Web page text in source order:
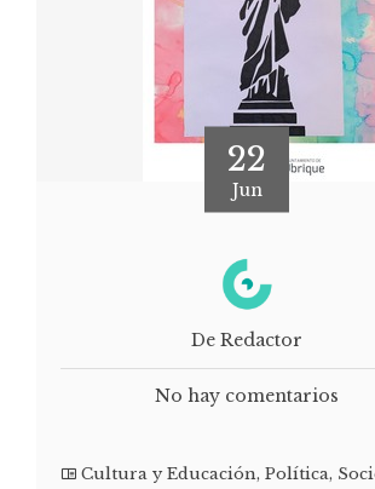
22
Jun
De Redactor
No hay comentarios
Cultura y Educación, Política,